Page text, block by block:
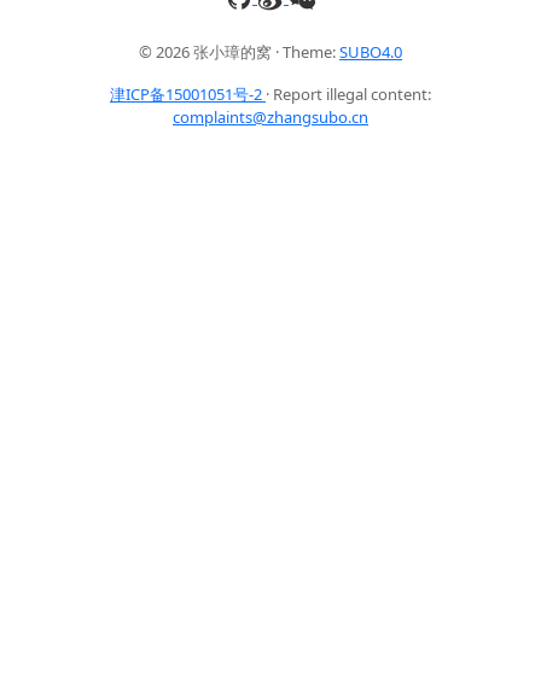
© 2026 张小璋的窝 · Theme:SUBO4.0
津ICP备15001051号-2 · Report illegal content:
complaints@zhangsubo.cn